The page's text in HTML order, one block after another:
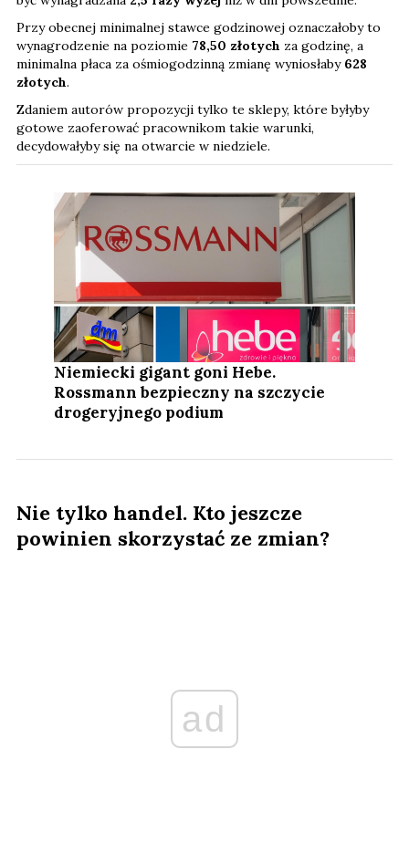
Przy obecnej minimalnej stawce godzinowej oznaczałoby to
wynagrodzenie na poziomie 78,50 złotych za godzinę, a
minimalna płaca za ośmiogodzinną zmianę wyniosłaby 628
złotych.
Zdaniem autorów propozycji tylko te sklepy, które byłyby
gotowe zaoferować pracownikom takie warunki,
decydowałyby się na otwarcie w niedziele.
Niemiecki gigant goni Hebe.
Rossmann bezpieczny na szczycie
drogeryjnego podium
Nie tylko handel. Kto jeszcze
powinien skorzystać ze zmian?
ad